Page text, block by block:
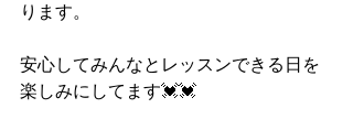
ります。
安心してみんなとレッスンできる日を
楽しみにしてます💓💓